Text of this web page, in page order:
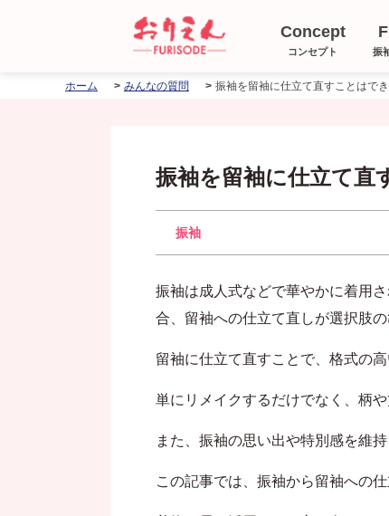
Concept
コンセプト 振
ホーム みんなの質問
振袖を留袖に仕立て直
振袖
振袖は成人式などで華やかに着用
合、留袖への仕立て直しが選択肢の
留袖に仕立て直すことで、格式の
単にリメイクするだけでなく、柄
また、振袖の思い出や特別感を維
この記事では、振袖から留袖への